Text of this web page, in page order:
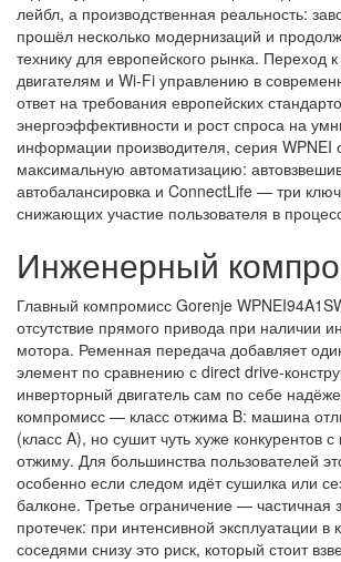
лейбл, а производственная реальность:
прошёл несколько модернизаций и
технику для европейского рынка. Переход
двигателям и Wi-Fi управлению в
ответ на требования европейских
энергоэффективности и рост спроса на
информации производителя, серия WPNEI
максимальную автоматизацию:
автобалансировка и ConnectLife — три
снижающих участие пользователя в
Инженерный
Главный компромисс Gorenje
отсутствие прямого привода при наличии
мотора. Ременная передача добавляет
элемент по сравнению с direct drive-
инверторный двигатель сам по себе
компромисс — класс отжима B: машина
(класс A), но сушит чуть хуже конкурентов
отжиму. Для большинства пользователей
особенно если следом идёт сушилка или
балконе. Третье ограничение — частичная
протечек: при интенсивной эксплуатации в
соседями снизу это риск, который стоит